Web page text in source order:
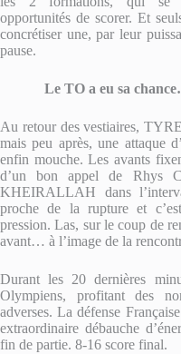
opportunités de scorer. Et
concrétiser une, par leur
pause.
Le TO a eu sa
Au retour des vestiaires,
mais peu après, une attaque
enfin mouche. Les avants
d’un bon appel de Rhys
KHEIRALLAH dans
proche de la rupture et
pression. Las, sur le coup de
avant… à l’image de la
Durant les 20 dernières
Olympiens, profitant des
adverses. La défense
extraordinaire débauche
fin de partie. 8-16 score final.